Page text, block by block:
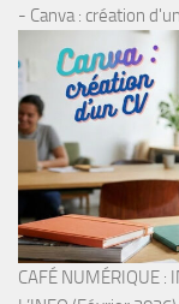
- Canva : création
CAFÉ NUMÉRIQUE :